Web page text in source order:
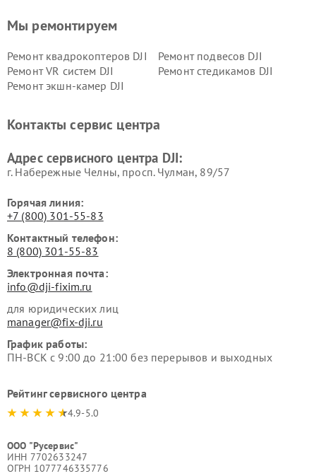
Мы ремонтируем
Ремонт квадрокоптеров DJI
Ремонт подвесов DJI
Ремонт VR систем DJI
Ремонт стедикамов DJI
Ремонт экшн-камер DJI
Контакты сервис центра
Адрес сервисного центра DJI:
г. Набережные Челны, просп. Чулман, 89/57
Горячая линия:
+7 (800) 301-55-83
Контактный телефон:
8 (800) 301-55-83
Электронная почта:
info@dji-fixim.ru
для юридических лиц
manager@fix-dji.ru
График работы:
ПН-ВСК с 9:00 до 21:00 без перерывов и выходных
Рейтинг сервисного центра
4.9-5.0
ООО "Русервис"
ИНН 7702633247
ОГРН 1077746335776